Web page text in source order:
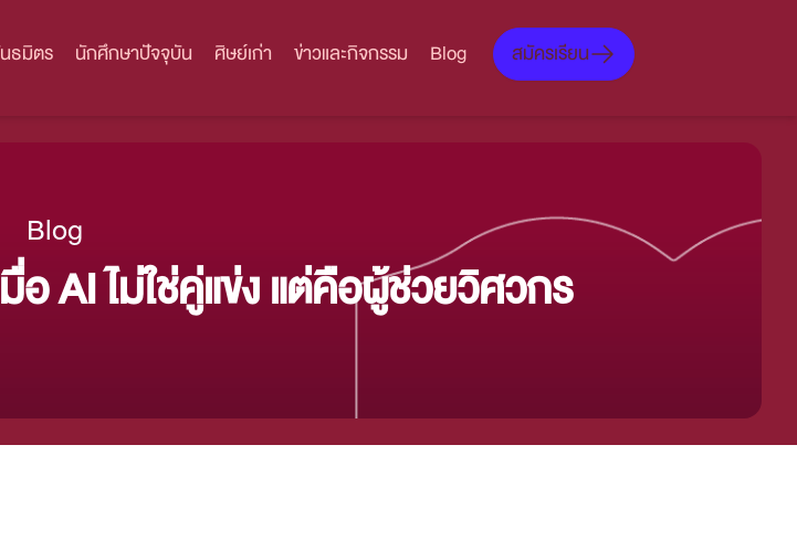
ธมิตร นักศึกษาปัจจุบัน ศิษย์เก่า ข่าวและกิจกรรม Blog สมัครเรียน
Blog
AI ไม่ใช่คู่แข่ง แต่คือผู้ช่วยวิศวกร